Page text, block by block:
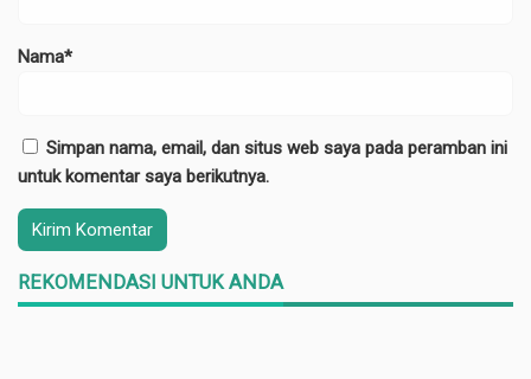
Nama*
Simpan nama, email, dan situs web saya pada peramban ini
untuk komentar saya berikutnya.
REKOMENDASI UNTUK ANDA